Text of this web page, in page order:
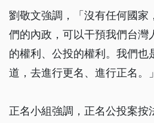
劉敬文強調，「沒有任何國家
們的內政，可以干預我們台灣
的權利、公投的權利。我們也
道，去進行更名、進行正名。」
正名小組強調，正名公投案按